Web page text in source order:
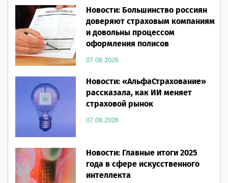
Новости: Большинство россиян
доверяют страховым компаниям
и довольны процессом
оформления полисов
07.08.2026
Новости: «АльфаСтрахование»
рассказала, как ИИ меняет
страховой рынок
07.08.2026
Новости: Главные итоги 2025
года в сфере искусственного
интеллекта